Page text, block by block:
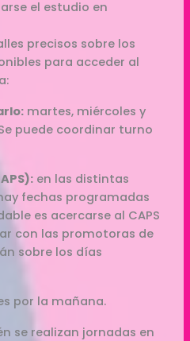
el estudio en
precisos sobre los
para acceder al
martes, miércoles y
puede coordinar turno
en las distintas
fechas programadas
es acercarse al CAPS
con las promotoras de
sobre los días
por la mañana.
se realizan jornadas en